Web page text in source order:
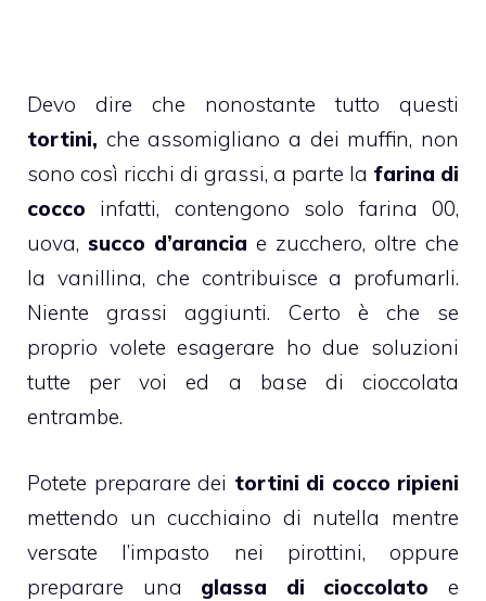
Devo dire che nonostante tutto questi
tortini, che assomigliano a dei muffin, non
sono così ricchi di grassi, a parte la farina di
cocco infatti, contengono solo farina 00,
uova, succo d’arancia e zucchero, oltre che
la vanillina, che contribuisce a profumarli.
Niente grassi aggiunti. Certo è che se
proprio volete esagerare ho due soluzioni
tutte per voi ed a base di cioccolata
entrambe.
Potete preparare dei tortini di cocco ripieni
mettendo un cucchiaino di nutella mentre
versate l’impasto nei pirottini, oppure
preparare una glassa di cioccolato e